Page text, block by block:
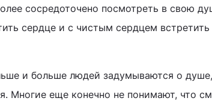
сосредоточено посмотреть в свою
сердце и с чистым сердцем встретить
и больше людей задумываются о
Многие еще конечно не понимают, что